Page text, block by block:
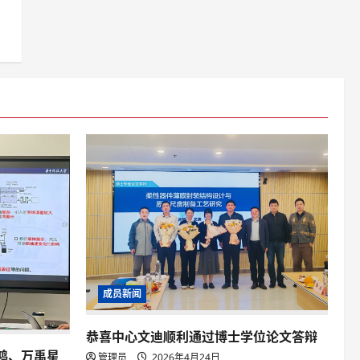
、万禹星
成员新闻
恭喜中心文迪顺利通过博士学位论文答辩